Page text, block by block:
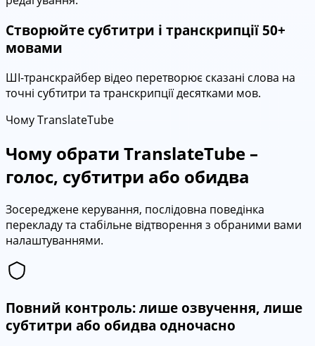
Створюйте субтитри і транскрипції 50+
мовами
ШІ-транскрайбер відео перетворює сказані слова на
точні субтитри та транскрипції десятками мов.
Чому TranslateTube
Чому обрати TranslateTube –
голос, субтитри або обидва
Зосереджене керування, послідовна поведінка
перекладу та стабільне відтворення з обраними вами
налаштуваннями.
Повний контроль: лише озвучення, лише
субтитри або обидва одночасно